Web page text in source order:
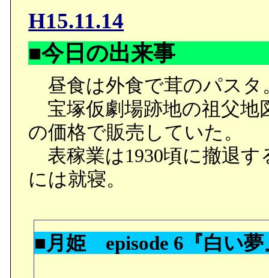
冷やかしていた様子から
が、こういう部分を見る
ね、多分。
○遙の事故の時は指輪、
はマグカップを買って貰
用している海豚とタコの
○遙を連れ出さそうとし
に言い渡す両親。もう少
えて仕方が無い。孝之が
ら告白して服を脱いでい
H15.11.14
■今日の出来事
昼食は外食で茸のパスタ
宝塚仮劇場跡地の祖父地
の価格で販売していた。
表稼業は1930頃に撤退す
には就寝。
■月姫 episode 6『白い夢